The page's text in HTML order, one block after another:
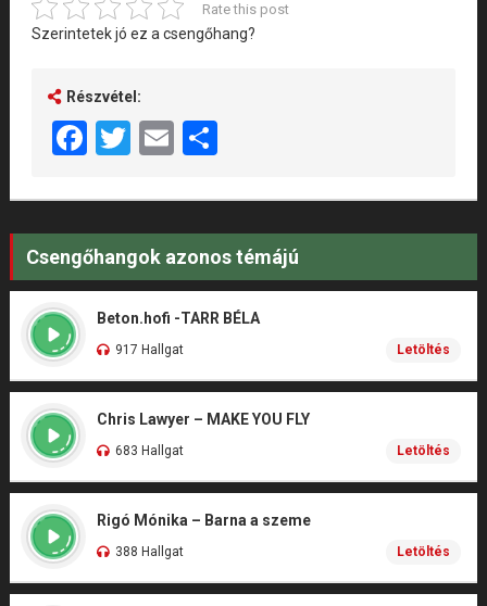
Rate this post
Szerintetek jó ez a csengőhang?
Részvétel:
Facebook
Twitter
EmailShare
Csengőhangok azonos témájú
Beton.hofi -TARR BÉLA
917 Hallgat Letöltés
Chris Lawyer – MAKE YOU FLY
683 Hallgat Letöltés
Rigó Mónika – Barna a szeme
388 Hallgat Letöltés